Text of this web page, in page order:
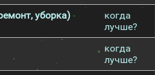
уборка) -
когда
лучше?
когда
лучше?